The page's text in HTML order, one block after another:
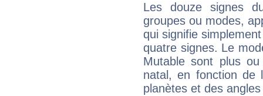
Les douze signes
groupes ou modes,
qui signifie
quatre signes. Le
Mutable sont plus
natal, en fonction de
planètes et des